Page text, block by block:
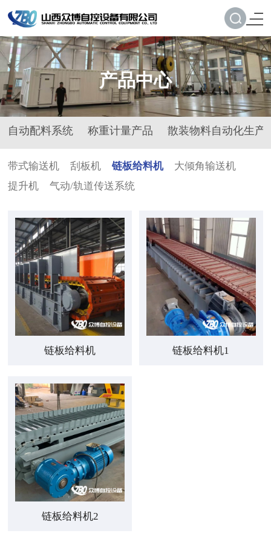
产品中心
自动配料系统 称重计量产品 散装物料自动化生产
带式输送机 刮板机 链板给料机
大倾角输送机
提升机
气动/轨道传送系统
链板给料机 链板给料机1
链板给料机2